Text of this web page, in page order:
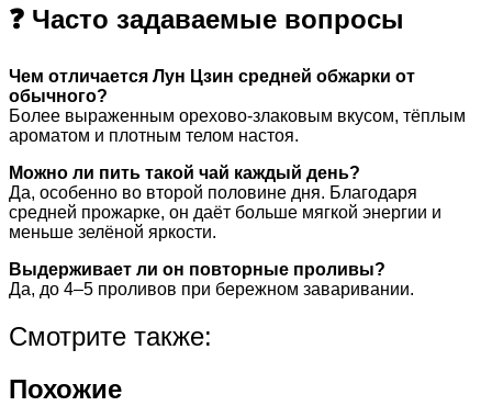
❓ Часто задаваемые вопросы
Чем отличается Лун Цзин средней обжарки от
обычного?
Более выраженным орехово-злаковым вкусом, тёплым
ароматом и плотным телом настоя.
Можно ли пить такой чай каждый день?
Да, особенно во второй половине дня. Благодаря
средней прожарке, он даёт больше мягкой энергии и
меньше зелёной яркости.
Выдерживает ли он повторные проливы?
Да, до 4–5 проливов при бережном заваривании.
Смотрите также:
Похожие